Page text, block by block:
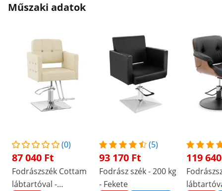
Műszaki adatok
(0)
87 040 Ft
Fodrászszék Cottam
lábtartóval -
(5)
93 170 Ft
Fodrász szék - 200 kg
- Fekete
119